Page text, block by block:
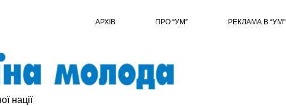
АРХІВ ПРО “УМ” РЕКЛАМА В “УМ"
нації